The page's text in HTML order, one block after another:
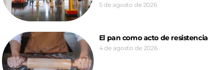
5 de agosto de 2026
El pan como acto de resistencia
4 de agosto de 2026